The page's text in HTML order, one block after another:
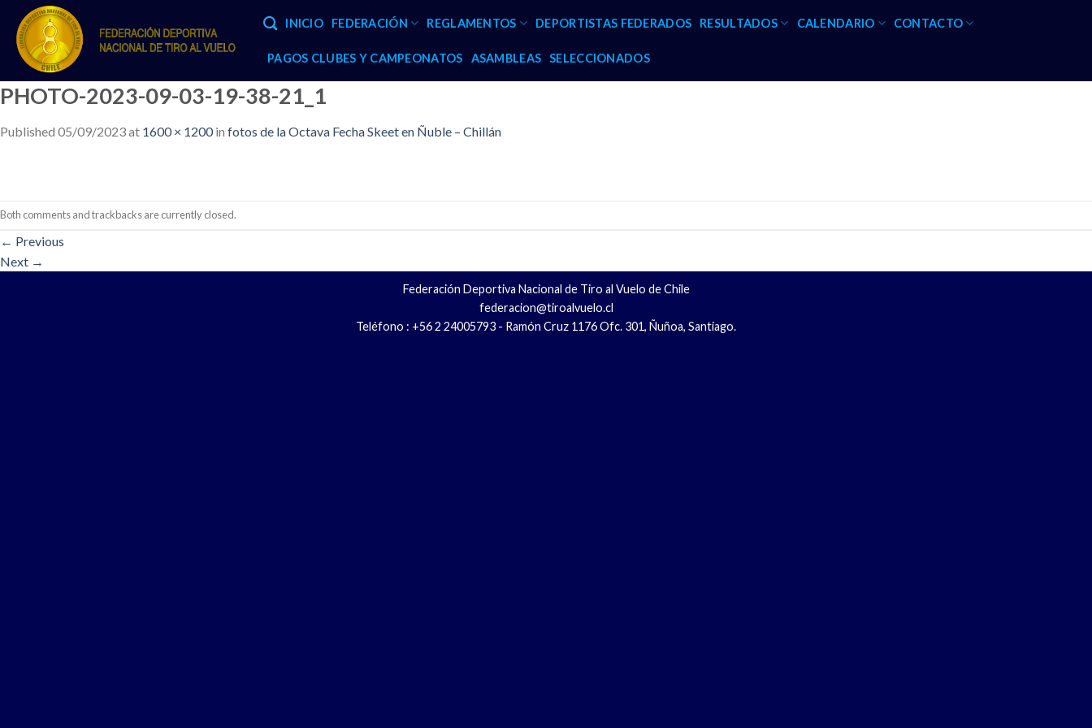
content
INICIO FEDERACIÓN REGLAMENTOS DEPORTISTAS FEDERADOS RESULTADOS CALENDARIO CONTACTO
PAGOS CLUBES Y CAMPEONATOS ASAMBLEAS SELECCIONADOS
PHOTO-2023-09-03-19-38-21_1
Published 05/09/2023at 1600 × 1200in fotos de la Octava Fecha Skeet en Ñuble – Chillán
Both comments and trackbacks are currently closed.
← Previous
Next →
Federación Deportiva Nacional de Tiro al Vuelo de Chile
federacion@tiroalvuelo.cl
Teléfono : +56 2 24005793 - Ramón Cruz 1176 Ofc. 301, Ñuñoa, Santiago.